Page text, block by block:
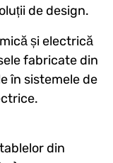
de design.
și electrică
fabricate din
în sistemele de
din